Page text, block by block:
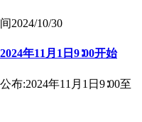
2024/10/30
年11月1日9∶00开始
布:2024年11月1日9∶00至